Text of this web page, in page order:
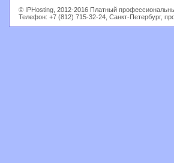
© IPHosting, 2012-2016 Платный
Телефон: +7 (812) 715-32-24, Санкт-Петербург,